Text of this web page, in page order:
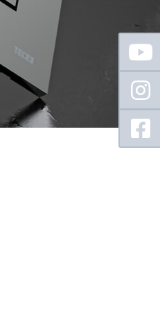
Floating